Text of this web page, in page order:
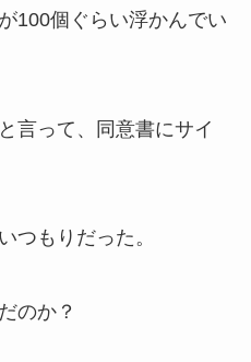
100個ぐらい浮かんでい
言って、同意書にサイ
つもりだった。
のか？